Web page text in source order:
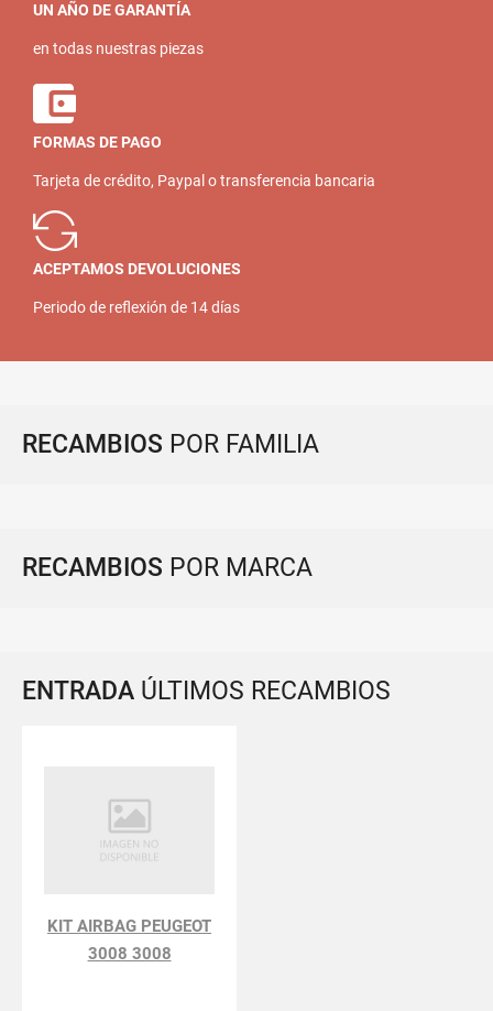
UN AÑO DE GARANTÍA
en todas nuestras piezas
FORMAS DE PAGO
Tarjeta de crédito, Paypal o transferencia bancaria
ACEPTAMOS DEVOLUCIONES
Periodo de reflexión de 14 días
RECAMBIOS POR FAMILIA
RECAMBIOS POR MARCA
ENTRADA ÚLTIMOS RECAMBIOS
KIT AIRBAG PEUGEOT
3008 3008